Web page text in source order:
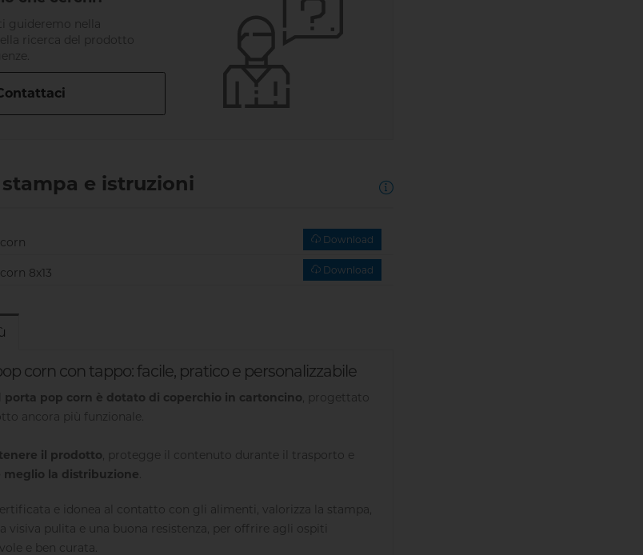
guideremo nella
ricerca del prodotto
e istruzioni
Download
8x13 Download
corn con tappo: facile, pratico e personalizzabile
porta pop corn è dotato di coperchio in cartoncino, progettato
ancora più funzionale.
il prodotto, protegge il contenuto durante il trasporto e
meglio la distribuzione.
e idonea al contatto con gli alimenti, valorizza la stampa,
visiva pulita e una buona resistenza, per offrire agli ospiti
e ben curata.